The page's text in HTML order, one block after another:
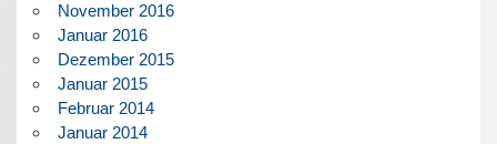
November 2016
Januar 2016
Dezember 2015
Januar 2015
Februar 2014
Januar 2014